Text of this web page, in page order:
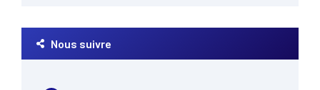
Nous suivre